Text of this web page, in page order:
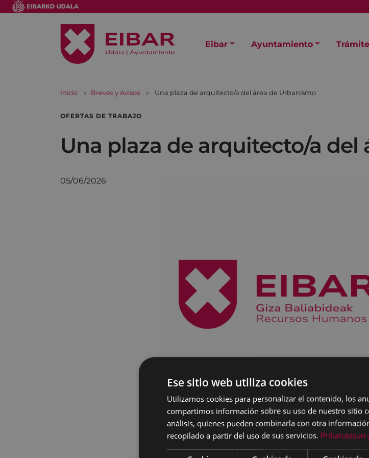
Eibar Ayuntamiento
Inicio Breves y Avisos Una plaza de arquitecto/a del área de Urbanismo
OFERTAS DE TRABAJO
Una plaza de arquitecto/a del
05/06/2026
Se han publicado la lista definitiva de personas
para el comienzo de las pruebas selectivas.
Ese sitio web utiliza cookies
Utilizamos cookies para personalizar el contenido, los
compartimos información sobre su uso de nuestro sitio
análisis, quienes pueden combinarla con otra
recopilado a partir del uso de sus servicios.